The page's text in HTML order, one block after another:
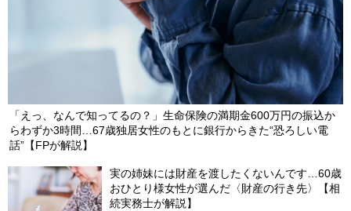
「えっ、なんで知ってるの？」生命保険の満期金600万円の振込か
らわずか3時間…67歳独居女性のもとに銀行からきた“恐ろしい電
話”【FPが解説】
実の姉妹には財産を渡したくないんです…60歳
おひとり様女性が選んだ〈財産の行き先〉【相
続実務士が解説】